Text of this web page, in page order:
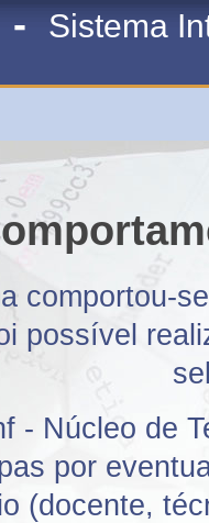
-
Sistema
comportou-
possível
- Núcleo de
por
(docente,